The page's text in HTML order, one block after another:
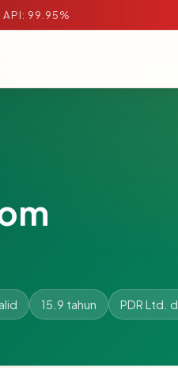
99.95%
15.9 tahun PDR Ltd.